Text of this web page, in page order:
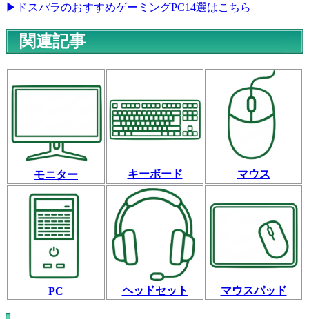
▶ドスパラのおすすめゲーミングPC14選はこちら
関連記事
モニター キーボード マウス
PC ヘッドセット マウスパッド